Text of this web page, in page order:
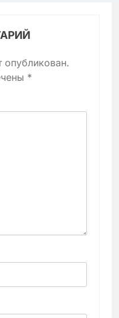
опубликован.
*